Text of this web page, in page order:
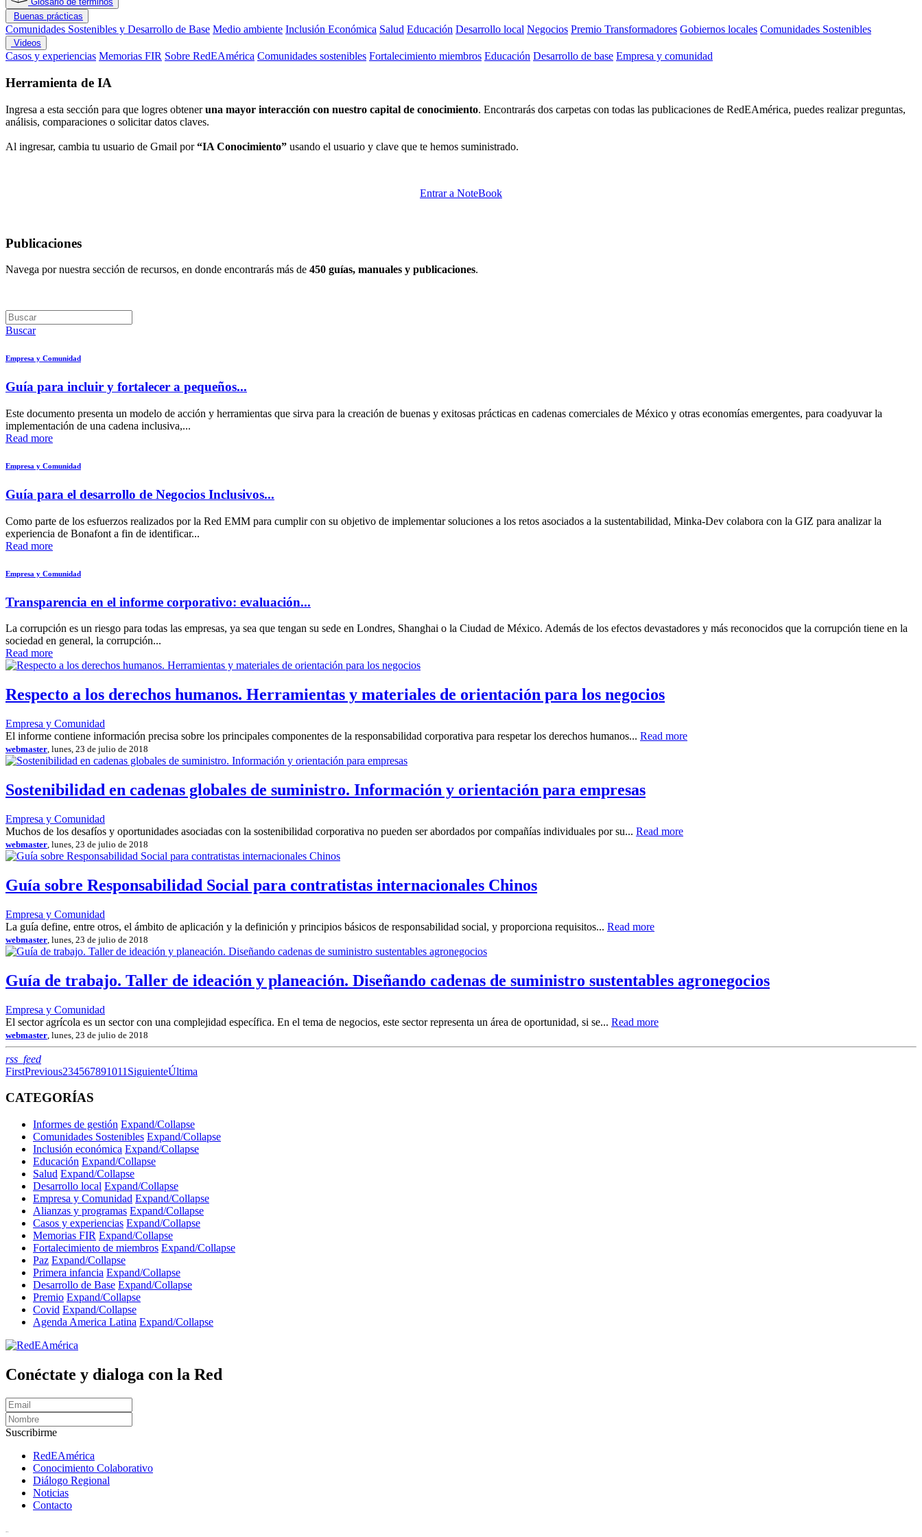
Buenas prácticas
Comunidades Sostenibles y Desarrollo de Base Medio ambiente Inclusión Económica Salud Educación Desarrollo local Negocios Premio Transformadores Gobiernos locales Comunidades Sostenibles
Videos
Casos y experiencias Memorias FIR Sobre RedEAmérica Comunidades sostenibles Fortalecimiento miembros Educación Desarrollo de base Empresa y comunidad
Herramienta de IA
Ingresa a esta sección para que logres obteneruna mayor interacción con nuestro capital de conocimiento. Encontrarás dos carpetas con todas las publicaciones de RedEAmérica, puedes realizar preguntas,
análisis, comparaciones o solicitar datos claves.
Al ingresar, cambia tu usuario de Gmail por“IA Conocimiento” usando el usuario y clave que te hemos suministrado.
Entrar a NoteBook
Publicaciones
Navega por nuestra sección de recursos, en donde encontrarás más de 450 guías, manuales y publicaciones.
Buscar
Empresa y Comunidad
Guía para incluir y fortalecer a pequeños...
Este documento presenta un modelo de acción y herramientas que sirva para la creación de buenas y exitosas prácticas en cadenas comerciales de México y otras economías emergentes, para coadyuvar la
implementación de una cadena inclusiva,...
Read more
Empresa y Comunidad
Guía para el desarrollo de Negocios Inclusivos...
Como parte de los esfuerzos realizados por la Red EMM para cumplir con su objetivo de implementar soluciones a los retos asociados a la sustentabilidad, Minka-Dev colabora con la GIZ para analizar la
experiencia de Bonafont a fin de identificar...
Read more
Empresa y Comunidad
Transparencia en el informe corporativo: evaluación...
La corrupción es un riesgo para todas las empresas, ya sea que tengan su sede en Londres, Shanghai o la Ciudad de México. Además de los efectos devastadores y más reconocidos que la corrupción tiene en la
sociedad en general, la corrupción...
Read more
Respecto a los derechos humanos. Herramientas y materiales de orientación para los negocios
Empresa y Comunidad
El informe contiene información precisa sobre los principales componentes de la responsabilidad corporativa para respetar los derechos humanos... Read more
webmaster, lunes, 23 de julio de 2018
Sostenibilidad en cadenas globales de suministro. Información y orientación para empresas
Empresa y Comunidad
Muchos de los desafíos y oportunidades asociadas con la sostenibilidad corporativa no pueden ser abordados por compañías individuales por su... Read more
webmaster , lunes, 23 de julio de 2018
Guía sobre Responsabilidad Social para contratistas internacionales Chinos
Empresa y Comunidad
La guía define, entre otros, el ámbito de aplicación y la definición y principios básicos de responsabilidad social, y proporciona requisitos... Read more
webmaster , lunes, 23 de julio de 2018
Guía de trabajo. Taller de ideación y planeación. Diseñando cadenas de suministro sustentables agronegocios
Empresa y Comunidad
El sector agrícola es un sector con una complejidad específica. En el tema de negocios, este sector representa un área de oportunidad, si se... Read more
webmaster , lunes, 23 de julio de 2018
rss_feedRSS
FirstPrevious234567891011 SiguienteÚltima
CATEGORÍAS
Informes de gestión Expand/Collapse
Comunidades Sostenibles Expand/Collapse
Inclusión económica Expand/Collapse
Educación Expand/Collapse
Salud Expand/Collapse
Desarrollo local Expand/Collapse
Empresa y Comunidad Expand/Collapse
Alianzas y programas Expand/Collapse
Casos y experiencias Expand/Collapse
Memorias FIR Expand/Collapse
Fortalecimiento de miembros Expand/Collapse
Paz Expand/Collapse
Primera infancia Expand/Collapse
Desarrollo de Base Expand/Collapse
Premio Expand/Collapse
Covid Expand/Collapse
Agenda America Latina Expand/Collapse
Conéctate y dialoga con la Red
Suscribirme
RedEAmérica
Conocimiento Colaborativo
Diálogo Regional
Noticias
Contacto